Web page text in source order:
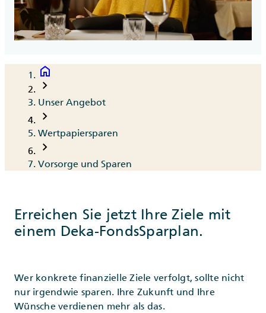
Breadcrumb
home
chevron_right
Unser Angebot
chevron_right
Wertpapiersparen
chevron_right
Vorsorge und Sparen
Erreichen Sie jetzt Ihre Ziele mit
einem Deka-FondsSparplan.
Wer konkrete finanzielle Ziele verfolgt, sollte nicht
nur irgendwie sparen. Ihre Zukunft und Ihre
Wünsche verdienen mehr als das.